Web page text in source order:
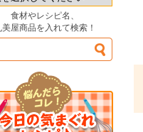
食材やレシピ名、
美屋商品を入れて検索！